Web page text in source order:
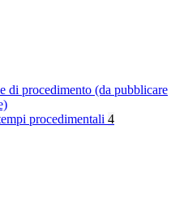
di procedimento (da pubblicare
procedimentali 4